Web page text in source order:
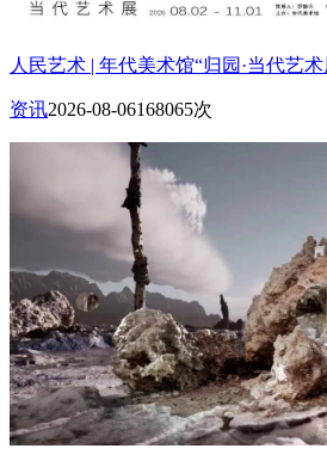
人民艺术 | 年代美术馆“归园·当代艺
资讯2026-08-06168065次